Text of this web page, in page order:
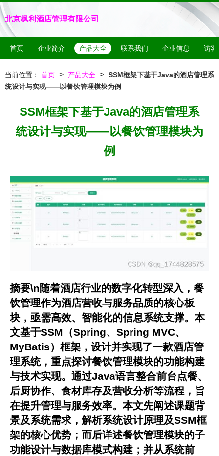
北京枫利酒店管理有限公司
首页 企业简介 产品大全 联系我们 企业信息 访客
当前位置： 首页 > 产品大全 > SSM框架下基于Java的酒店管理系
统设计与实现——以餐饮管理模块为例
SSM框架下基于Java的酒店管理系
统设计与实现——以餐饮管理模块为
例
摘要\n随着酒店行业的数字化转型深入，餐
饮管理作为酒店营收与服务品质的核心板
块，亟需高效、智能化的信息系统支撑。本
文基于SSM（Spring、Spring MVC、
MyBatis）框架，设计并实现了一款酒店管
理系统，重点探讨餐饮管理模块的功能构建
与技术实现。通过Java语言整合前台点餐、
后厨协作、食材库存及营收分析等流程，旨
在提升管理与服务效率。本文先阐述课题背
景及系统需求，解析系统设计原理及SSM框
架的核心优势；而后详述餐饮管理模块的子
功能设计与数据库模式构建；并从系统前